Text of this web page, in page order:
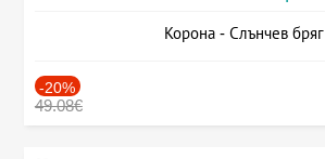
Корона - Слънчев бряг
-20%
49.08€